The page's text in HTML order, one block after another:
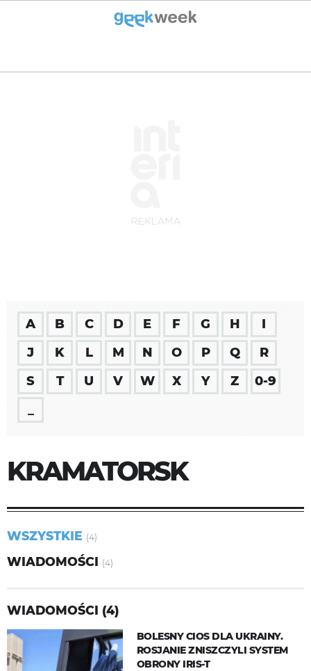
A B C D E F G H
I
J
K L M N O P Q
R
S
T U V W X Y Z
0-9
KRAMATORSK
WSZYSTKIE (4)
WIADOMOŚCI (4)
WIADOMOŚCI (4)
BOLESNY CIOS DLA UKRAINY.
ROSJANIE ZNISZCZYLI SYSTEM
OBRONY IRIS-T